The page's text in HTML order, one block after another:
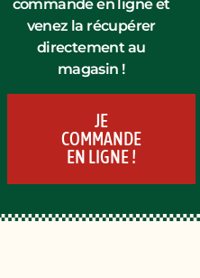
commande en ligne et
venez la récupérer
directement au
magasin !
JE
COMMANDE
EN LIGNE !